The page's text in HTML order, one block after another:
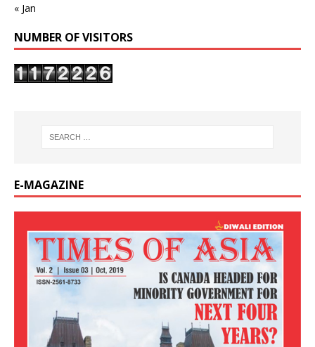
« Jan
NUMBER OF VISITORS
E-MAGAZINE